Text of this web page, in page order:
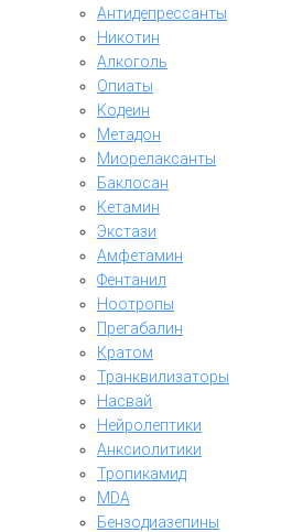
Антидепрессанты
Никотин
Алкоголь
Опиаты
Кодеин
Метадон
Миорелаксанты
Баклосан
Кетамин
Экстази
Амфетамин
Фентанил
Ноотропы
Прегабалин
Кратом
Транквилизаторы
Насвай
Нейролептики
Анксиолитики
Тропикамид
MDA
Бензодиазепины